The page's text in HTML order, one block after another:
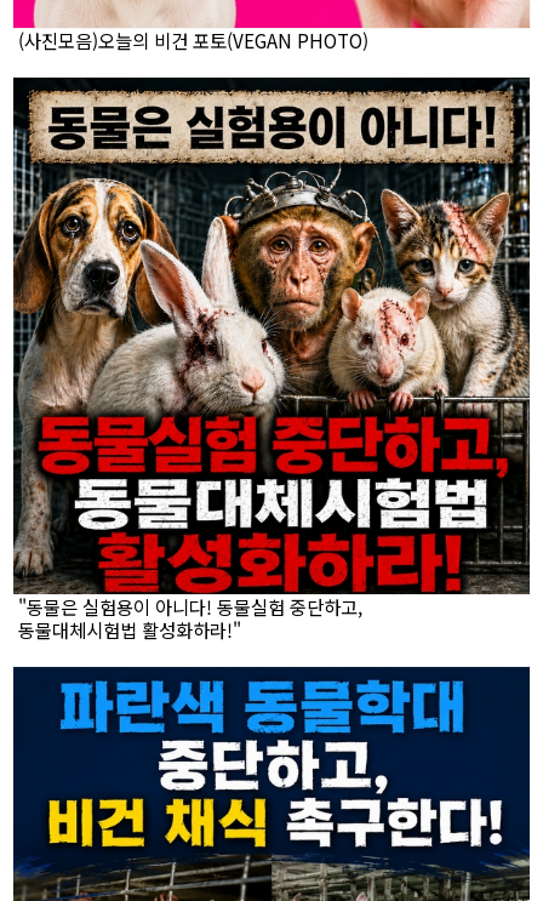
(사진모음)오늘의 비건 포토(VEGAN PHOTO)
"동물은 실험용이 아니다! 동물실험 중단하고,
동물대체시험법 활성화하라!"